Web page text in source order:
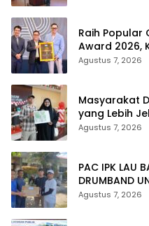
Raih Popular
Award 2026,
Kementerian
Agustus 7, 2026
Masyarakat
yang Lebih
Pengukuran
Agustus 7, 2026
PAC IPK LAU
DRUMBAND
SAMBUT HUT
Agustus 7, 2026